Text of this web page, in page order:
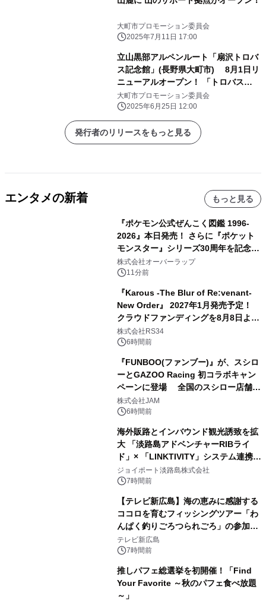
大町市プロモーション委員会
2025年7月11日 17:00
立山黒部アルペンルート「扇沢トロバ
ス記念館」(長野県大町市) 8月1日リ
ニューアルオープン！ 「トロバス
Week」を8月1日～7日実施
大町市プロモーション委員会
2025年6月25日 12:00
発行者のリリースをもっと見る
エンタメの新着 もっと見る
『ポケモン公式ぜんこく図鑑 1996-
2026』本日発売！ さらに『ポケット
モンスター』シリーズ30周年を記念し
た画集『ポケットモンスター ビジュア
ルアートブック』の発売決定！ 2026
株式会社オーバーラップ
11分前
『Karous -The Blur of Re:venant-
New Order』 2027年1月発売予定！
クラウドファンディングを8月8日より
開始
株式会社RS34
6時間前
『FUNBOO(ファンブー)』が、スシロ
ーとGAZOO Racing 初コラボキャン
ペーンに登場 全国のスシロー店舗で
GR 4車種の FUNBOO(ミニカー)付き
メニューが展開されます
株式会社JAM
6時間前
海外販路とインバウンド観光誘致を拡
大 「淡路島アドベンチャーRIBライ
ド」× 「LINKTIVITY」システム連携を
開始！
ジョイポート淡路島株式会社
7時間前
【テレビ新広島】海の恵みに感謝する
ココロを育むフィッシングツアー「わ
んぱく釣りごろつられごろ」の参加小
学生を募集
テレビ新広島
7時間前
推しパフェ総選挙を初開催！「Find
Your Favorite ～秋のパフェ食べ放題
～」